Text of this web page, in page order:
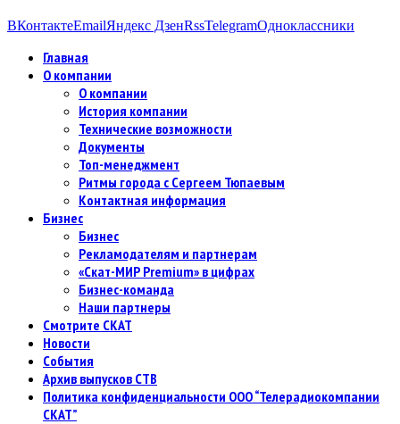
ВКонтактеEmailЯндекс ДзенRssTelegramОдноклассники
Главная
О компании
О компании
История компании
Технические возможности
Документы
Топ-менеджмент
Ритмы города с Сергеем Тюпаевым
Контактная информация
Бизнес
Бизнес
Рекламодателям и партнерам
«Скат-МИР Premium» в цифрах
Бизнес-команда
Наши партнеры
Смотрите СКАТ
Новости
События
Архив выпусков СТВ
Политика конфиденциальности ООО “Телерадиокомпании
СКАТ”